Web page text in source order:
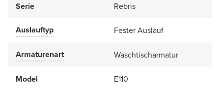
Serie
Rebris
Auslauftyp Fester Auslauf
Armaturenart Waschtischarmatur
Model E110